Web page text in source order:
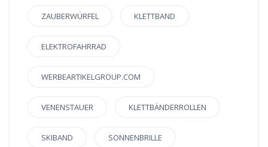
ZAUBERWÜRFEL KLETTBAND
ELEKTROFAHRRAD
WERBEARTIKELGROUP.COM
VENENSTAUER KLETTBÄNDERROLLEN
SKIBAND SONNENBRILLE